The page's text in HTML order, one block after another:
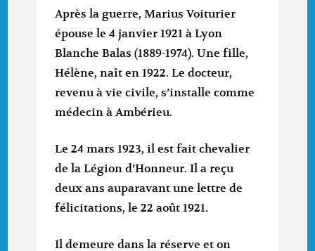
Après la guerre, Marius Voiturier
épouse le 4 janvier 1921 à Lyon
Blanche Balas (1889-1974). Une fille,
Hélène, naît en 1922. Le docteur,
revenu à vie civile, s’installe comme
médecin à Ambérieu.
Le 24 mars 1923, il est fait chevalier
de la Légion d’Honneur. Il a reçu
deux ans auparavant une lettre de
félicitations, le 22 août 1921.
Il demeure dans la réserve et on